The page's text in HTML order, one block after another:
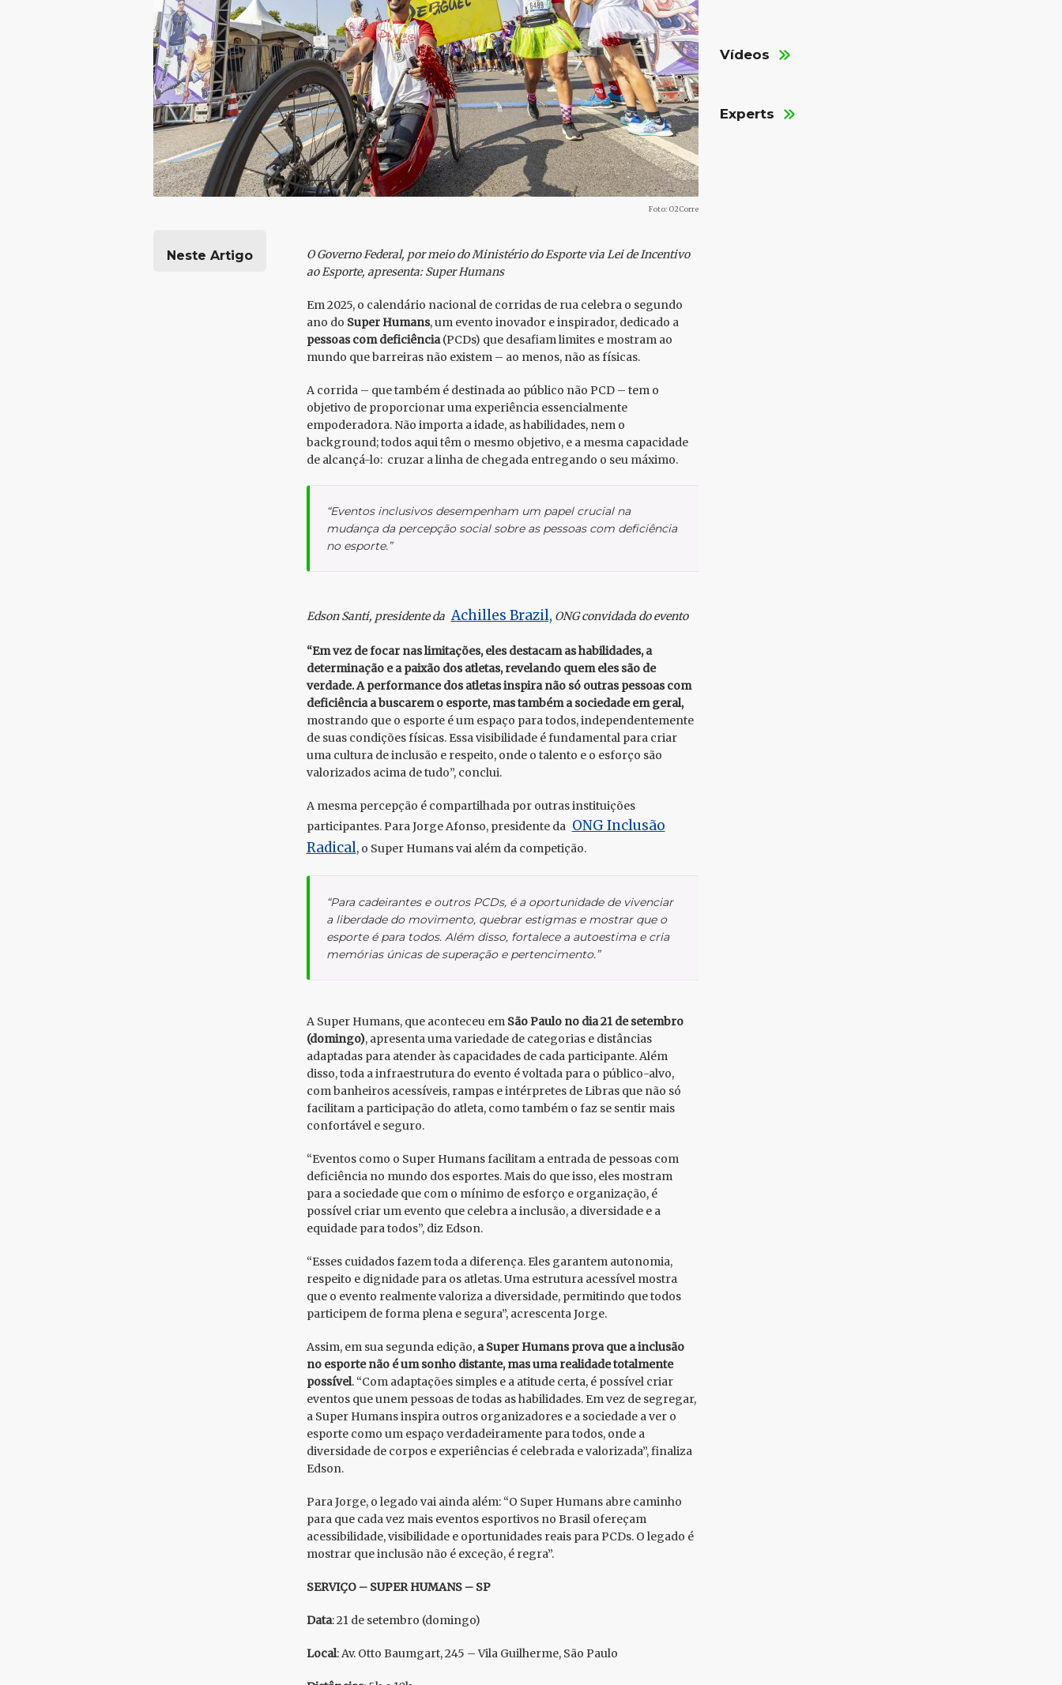
Foto: O2Corre
Neste Artigo
O Governo Federal, por meio do Ministério do Esporte via Lei de Incentivo
ao Esporte, apresenta: Super Humans
Em 2025, o calendário nacional de corridas de rua celebra o segundo
ano do Super Humans, um evento inovador e inspirador, dedicado a
pessoas com deficiência(PCDs) que desafiam limites e mostram ao
mundo que barreiras não existem – ao menos, não as físicas.
A corrida – que também é destinada ao público não PCD – tem o
objetivo de proporcionar uma experiência essencialmente
empoderadora. Não importa a idade, as habilidades, nem o
background; todos aqui têm o mesmo objetivo, e a mesma capacidade
de alcançá-lo: cruzar a linha de chegada entregando o seu máximo.
“Eventos inclusivos desempenham um papel crucial na
mudança da percepção social sobre as pessoas com deficiência
no esporte.”
Edson Santi, presidente da Achilles Brazil, ONG convidada do evento
“Em vez de focar nas limitações, eles destacam as habilidades, a
determinação e a paixão dos atletas, revelando quem eles são de
verdade.A performance dos atletas inspira não só outras pessoas com
deficiência a buscarem o esporte, mas também a sociedade em geral,
mostrando que o esporte é um espaço para todos, independentemente
de suas condições físicas. Essa visibilidade é fundamental para criar
uma cultura de inclusão e respeito, onde o talento e o esforço são
valorizados acima de tudo”, conclui.
A mesma percepção é compartilhada por outras instituições
participantes. Para Jorge Afonso, presidente da ONG Inclusão
Radical, o Super Humans vai além da competição.
“Para cadeirantes e outros PCDs, é a oportunidade de vivenciar
a liberdade do movimento, quebrar estigmas e mostrar que o
esporte é para todos. Além disso, fortalece a autoestima e cria
memórias únicas de superação e pertencimento.”
A Super Humans, que aconteceu em São Paulo no dia 21 de setembro
(domingo), apresenta uma variedade de categorias e distâncias
adaptadas para atender às capacidades de cada participante. Além
disso, toda a infraestrutura do evento é voltada para o público-alvo,
com banheiros acessíveis, rampas e intérpretes de Libras que não só
facilitam a participação do atleta, como também o faz se sentir mais
confortável e seguro.
“Eventos como o Super Humans facilitam a entrada de pessoas com
deficiência no mundo dos esportes. Mais do que isso, eles mostram
para a sociedade que com o mínimo de esforço e organização, é
possível criar um evento que celebra a inclusão, a diversidade e a
equidade para todos”, diz Edson.
“Esses cuidados fazem toda a diferença. Eles garantem autonomia,
respeito e dignidade para os atletas. Uma estrutura acessível mostra
que o evento realmente valoriza a diversidade, permitindo que todos
participem de forma plena e segura”, acrescenta Jorge.
Assim, em sua segunda edição, a Super Humans prova que a inclusão
no esporte não é um sonho distante, mas uma realidade totalmente
possível. “Com adaptações simples e a atitude certa, é possível criar
eventos que unem pessoas de todas as habilidades. Em vez de segregar,
a Super Humans inspira outros organizadores e a sociedade a ver o
esporte como um espaço verdadeiramente para todos, onde a
diversidade de corpos e experiências é celebrada e valorizada”, finaliza
Edson.
Para Jorge, o legado vai ainda além: “O Super Humans abre caminho
para que cada vez mais eventos esportivos no Brasil ofereçam
acessibilidade, visibilidade e oportunidades reais para PCDs. O legado é
mostrar que inclusão não é exceção, é regra”.
SERVIÇO – SUPER HUMANS – SP
Data: 21 de setembro (domingo)
Local: Av. Otto Baumgart, 245 – Vila Guilherme, São Paulo
Vídeos
Experts